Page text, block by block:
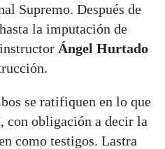
Supremo. Después de
la imputación de
Ángel Hurtado
se ratifiquen en lo que
con obligación a decir la
como testigos. Lastra